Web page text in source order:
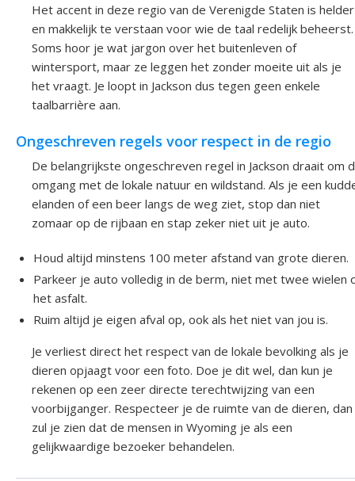
Het accent in deze regio van de Verenigde Staten is helder
en makkelijk te verstaan voor wie de taal redelijk beheerst.
Soms hoor je wat jargon over het buitenleven of
wintersport, maar ze leggen het zonder moeite uit als je
het vraagt. Je loopt in Jackson dus tegen geen enkele
taalbarrière aan.
Ongeschreven regels voor respect in de regio
De belangrijkste ongeschreven regel in Jackson draait om
omgang met de lokale natuur en wildstand. Als je een
elanden of een beer langs de weg ziet, stop dan niet
zomaar op de rijbaan en stap zeker niet uit je auto.
Houd altijd minstens 100 meter afstand van grote dieren.
Parkeer je auto volledig in de berm, niet met twee wielen
het asfalt.
Ruim altijd je eigen afval op, ook als het niet van jou is.
Je verliest direct het respect van de lokale bevolking als je
dieren opjaagt voor een foto. Doe je dit wel, dan kun je
rekenen op een zeer directe terechtwijzing van een
voorbijganger. Respecteer je de ruimte van de dieren, dan
zul je zien dat de mensen in Wyoming je als een
gelijkwaardige bezoeker behandelen.